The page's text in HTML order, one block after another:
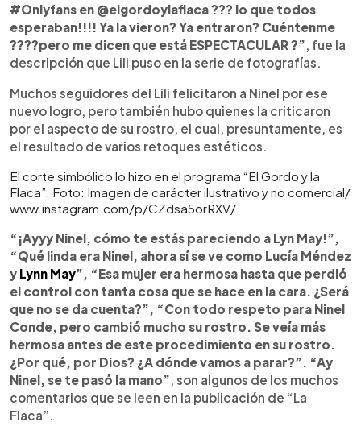
#Onlyfans en @elgordoylaflaca ??? lo que todos
esperaban!!!! Ya la vieron? Ya entraron? Cuéntenme
????pero me dicen que está ESPECTACULAR ?”, fue la
descripción que Lili puso en la serie de fotografías.
Muchos seguidores del Lili felicitaron a Ninel por ese
nuevo logro, pero también hubo quienes la criticaron
por el aspecto de su rostro, el cual, presuntamente, es
el resultado de varios retoques estéticos.
El corte simbólico lo hizo en el programa “El Gordo y la
Flaca”. Foto: Imagen de carácter ilustrativo y no comercial/
www.instagram.com/p/CZdsa5orRXV/
“¡Ayyy Ninel, cómo te estás pareciendo a Lyn May!”,
“Qué linda era Ninel, ahora sí se ve como Lucía Méndez
y Lynn May”, “Esa mujer era hermosa hasta que perdió
el control con tanta cosa que se hace en la cara. ¿Será
que no se da cuenta?”, “Con todo respeto para Ninel
Conde, pero cambió mucho su rostro. Se veía más
hermosa antes de este procedimiento en su rostro.
¿Por qué, por Dios? ¿A dónde vamos a parar?”. “Ay
Ninel, se te pasó la mano”, son algunos de los muchos
comentarios que se leen en la publicación de “La
Flaca”.